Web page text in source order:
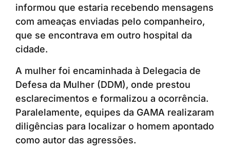
informou que estaria recebendo mensagens
com ameaças enviadas pelo companheiro,
que se encontrava em outro hospital da
cidade.
A mulher foi encaminhada à Delegacia de
Defesa da Mulher (DDM), onde prestou
esclarecimentos e formalizou a ocorrência.
Paralelamente, equipes da GAMA realizaram
diligências para localizar o homem apontado
como autor das agressões.